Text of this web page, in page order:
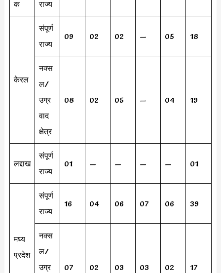
क राज्य
केरल
संपूर्ण
राज्य
09 02 02 — 05 18
नक्स
ल/
उग्र
वाद
क्षेत्र
08 02 05 — 04 19
लद्दाख
संपूर्ण
राज्य
01 — — — — 01
मध्य
प्रदेश
संपूर्ण
राज्य
16 04 06 07 06 39
नक्स
ल/
उग्र
07 02 03 03 02 17